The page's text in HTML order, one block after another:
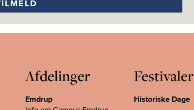
Afdelinger
Emdrup
Festivaler
Historiske Dage